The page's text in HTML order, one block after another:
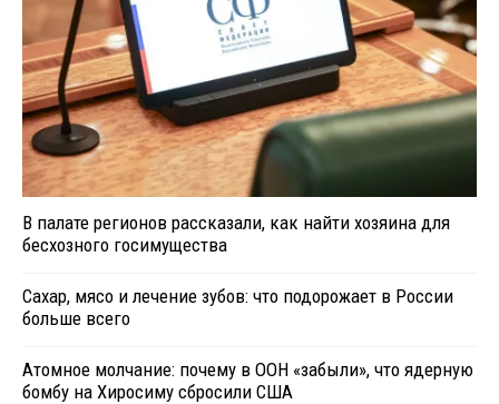
В палате регионов рассказали, как найти хозяина для
бесхозного госимущества
Сахар, мясо и лечение зубов: что подорожает в России
больше всего
Атомное молчание: почему в ООН «забыли», что ядерную
бомбу на Хиросиму сбросили США